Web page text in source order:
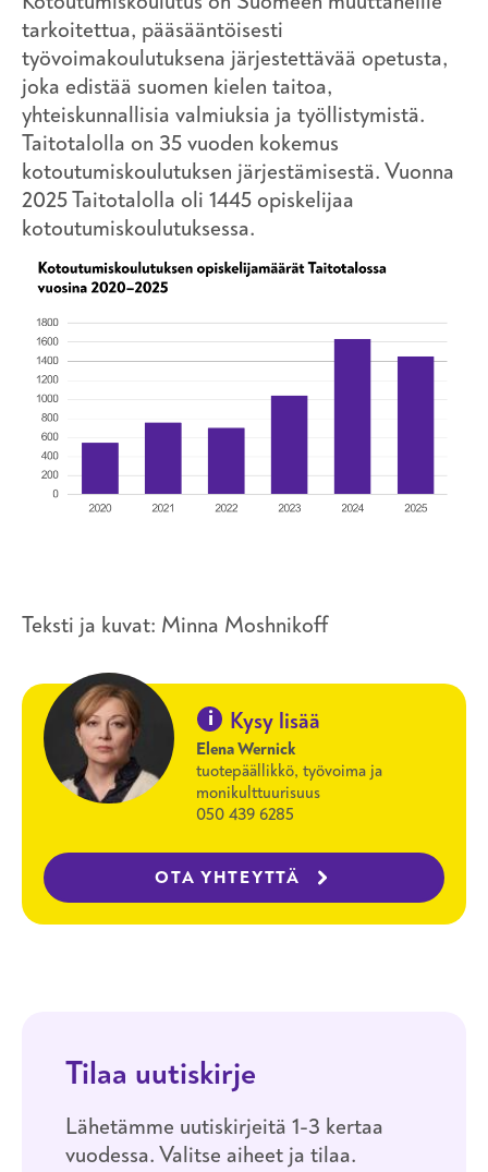
tarkoitettua, pääsääntöisesti
työvoimakoulutuksena järjestettävää opetusta,
joka edistää suomen kielen taitoa,
yhteiskunnallisia valmiuksia ja työllistymistä.
Taitotalolla on 35 vuoden kokemus
kotoutumiskoulutuksen järjestämisestä. Vuonna
2025 Taitotalolla oli 1445 opiskelijaa
kotoutumiskoulutuksessa.
Teksti ja kuvat: Minna Moshnikoff
i Kysy lisää
Elena Wernick
tuotepäällikkö, työvoima ja
monikulttuurisuus
050 439 6285
OTA YHTEYTTÄ
Tilaa uutiskirje
Lähetämme uutiskirjeitä 1-3 kertaa
vuodessa. Valitse aiheet ja tilaa.